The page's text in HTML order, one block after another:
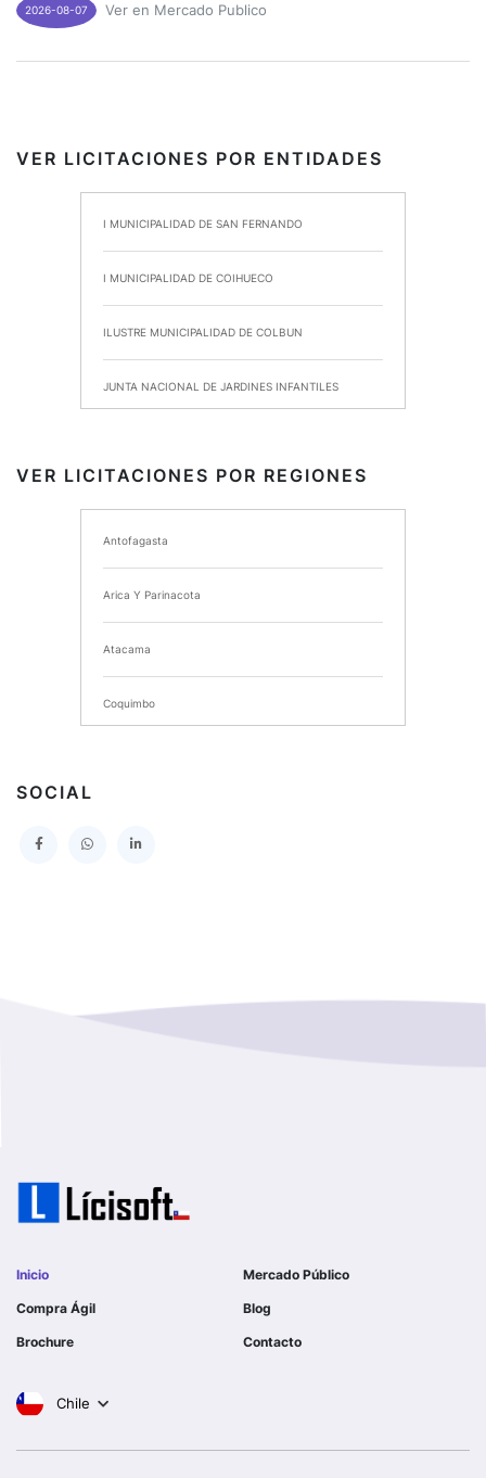
2026-08-07 Ver en Mercado Publico
VER LICITACIONES POR ENTIDADES
I MUNICIPALIDAD DE SAN FERNANDO
I MUNICIPALIDAD DE COIHUECO
ILUSTRE MUNICIPALIDAD DE COLBUN
JUNTA NACIONAL DE JARDINES INFANTILES
I MUNICIPALIDAD DE CHIMBARONGO
INSTITUTO NACIONAL DE DEPORTES DE CHILE
SERVICIO DE SALUD DEL MAULE HOSPITAL DE
TALCA
I MUNICIPALIDAD DE PROVIDENCIA
SERVICIO DE SALUD TALCAHUANO HOSPITAL DE
GOBERNACION PROVINCIAL DE TALCA
I MUNICIPALIDAD DE GORBEA
I MUNICIPALIDAD DE NINHUE
HOSPITAL REG RANCAGUA
VER LICITACIONES POR REGIONES
Antofagasta
Arica Y Parinacota
Atacama
Coquimbo
Region Del Biobio
Tarapaca
SOCIAL
Inicio Mercado Público
Compra Ágil Blog
Brochure Contacto
Chile